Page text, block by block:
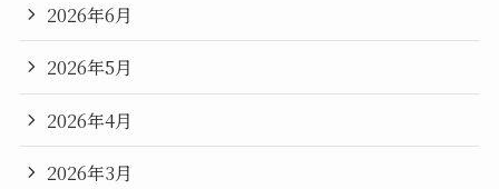
2026年6月
2026年5月
2026年4月
2026年3月